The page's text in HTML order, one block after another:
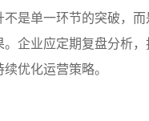
不是单一环节的突破，
。企业应定期复盘分析
优化运营策略。